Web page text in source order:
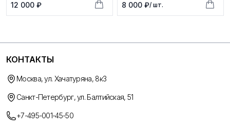
12 000 ₽ 8 000 ₽/ шт.
КОНТАКТЫ
Москва, ул. Хачатуряна, 8к3
Санкт-Петербург, ул. Балтийская, 51
+7-495-001-45-50